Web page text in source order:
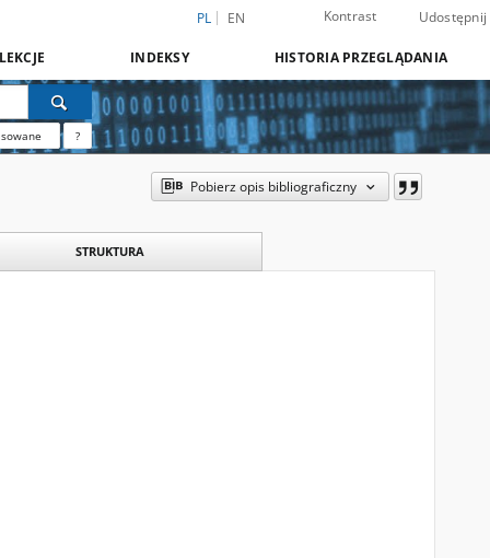
PL EN Kontrast Udostępnij
INDEKSY HISTORIA PRZEGLĄDANIA
?
Pobierz opis bibliograficzny
STRUKTURA